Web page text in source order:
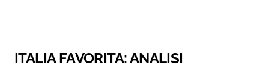
ITALIA FAVORITA: ANALISI